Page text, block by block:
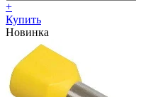
+
Купить
Новинка